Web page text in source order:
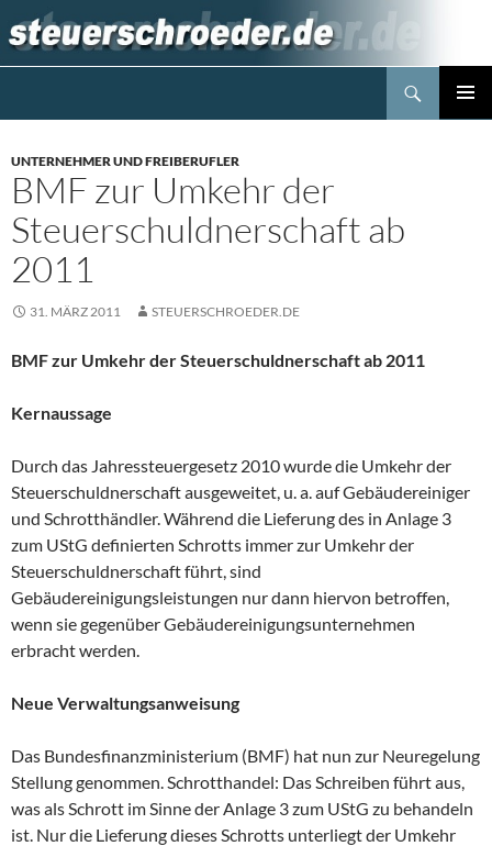
Inhalt
springen
UNTERNEHMER UND FREIBERUFLER
BMF zur Umkehr der
Steuerschuldnerschaft ab
2011
31. MÄRZ 2011 STEUERSCHROEDER.DE
BMF zur Umkehr der Steuerschuldnerschaft ab 2011
Kernaussage
Durch das Jahressteuergesetz 2010 wurde die Umkehr der
Steuerschuldnerschaft ausgeweitet, u. a. auf Gebäudereiniger
und Schrotthändler. Während die Lieferung des in Anlage 3
zum UStG definierten Schrotts immer zur Umkehr der
Steuerschuldnerschaft führt, sind
Gebäudereinigungsleistungen nur dann hiervon betroffen,
wenn sie gegenüber Gebäudereinigungsunternehmen
erbracht werden.
Neue Verwaltungsanweisung
Das Bundesfinanzministerium (BMF) hat nun zur Neuregelung
Stellung genommen. Schrotthandel: Das Schreiben führt aus,
was als Schrott im Sinne der Anlage 3 zum UStG zu behandeln
ist. Nur die Lieferung dieses Schrotts unterliegt der Umkehr